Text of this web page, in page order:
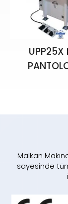
UPP25X
Malkan
sayesinde